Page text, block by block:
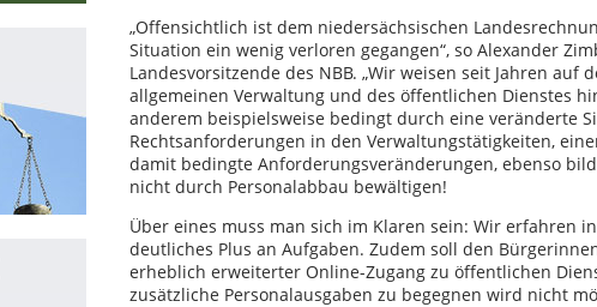
„Offensichtlich ist dem niedersächsischen
Situation ein wenig verloren gegangen“, so Alexander
Landesvorsitzende des NBB. „Wir weisen seit Jahren auf
allgemeinen Verwaltung und des öffentlichen Dienstes
anderem beispielsweise bedingt durch eine veränderte
Rechtsanforderungen in den Verwaltungstätigkeiten,
damit bedingte Anforderungsveränderungen, ebenso
nicht durch Personalabbau bewältigen!
Über eines muss man sich im Klaren sein: Wir erfahren
deutliches Plus an Aufgaben. Zudem soll den
erheblich erweiterter Online-Zugang zu öffentlichen
zusätzliche Personalausgaben zu begegnen wird nicht